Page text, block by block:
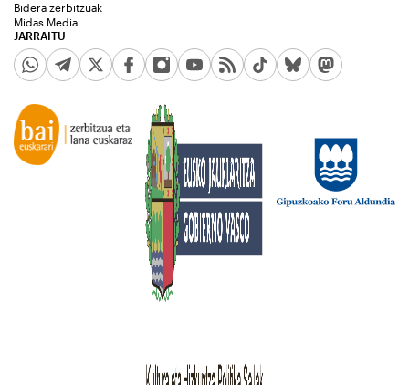
JARRAITU
Bidera zerbitzuak
Midas Media